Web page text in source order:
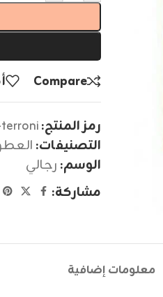
Compare
رمز المنتج:
التصنيفات:
الوسم: رجالي
مشاركة:
معلومات إضافية